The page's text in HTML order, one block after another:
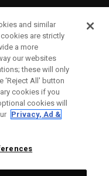
and similar
are strictly
a more
our websites
these will only
‘Reject All' button
cookies if you
cookies will
Privacy, Ad &